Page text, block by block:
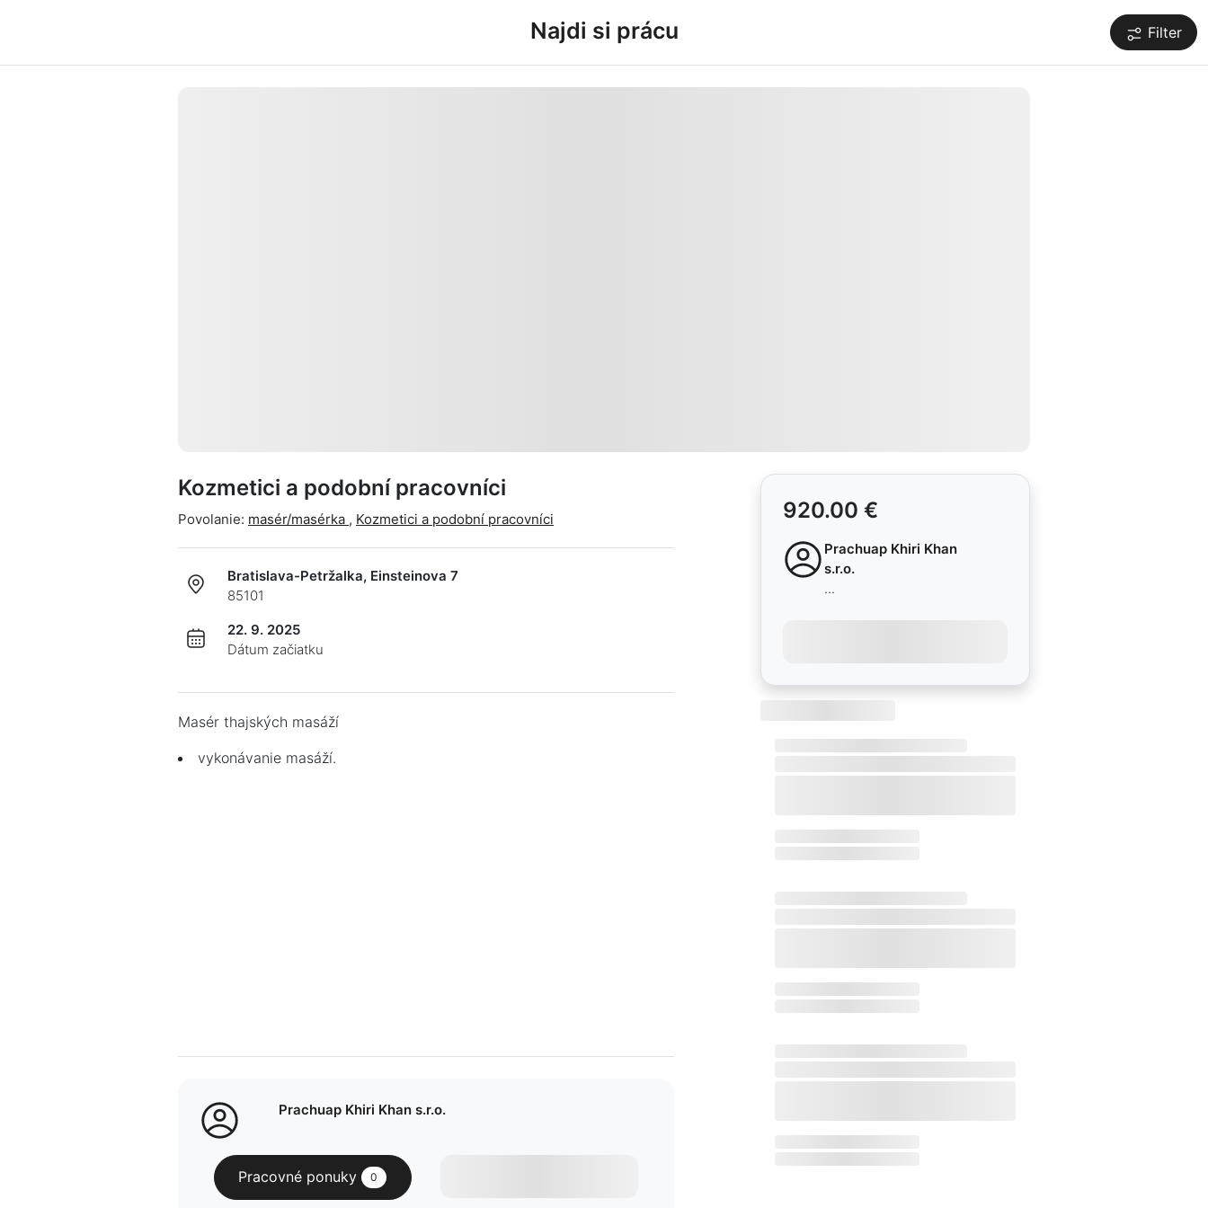
Najdi si prácu Filter
Kozmetici a podobní pracovníci
Povolanie: masér/masérka , Kozmetici a podobní pracovníci
Bratislava-Petržalka, Einsteinova 7
85101
22. 9. 2025
Dátum začiatku
Masér thajských masáží
vykonávanie masáží.
Prachuap Khiri Khan s.r.o.
Pracovné ponuky 0
920.00 €
Prachuap Khiri Khan
s.r.o.
...